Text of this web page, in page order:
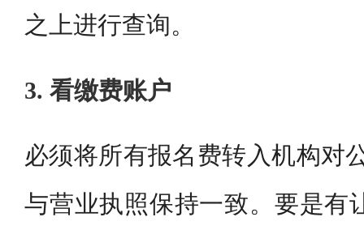
之上进行查询。
3. 看缴费账户
必须将所有报名费转入机构对
与营业执照保持一致。要是有